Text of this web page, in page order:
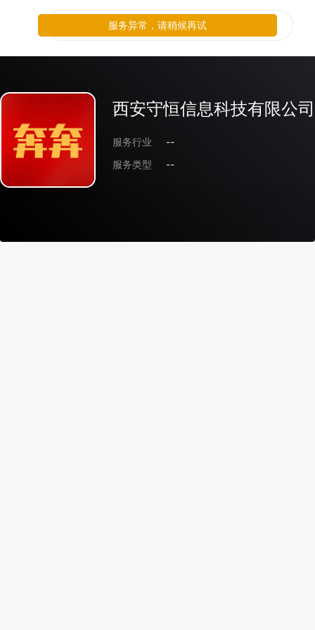
西安守恒信息科技有限公司
服务行业
--
服务类型
--
服务异常，请稍候再试